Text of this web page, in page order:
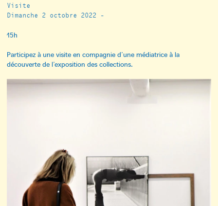
Visite
Dimanche 2 octobre 2022 -
15h
Participez à une visite en compagnie d’une médiatrice à la
découverte de l’exposition des collections.